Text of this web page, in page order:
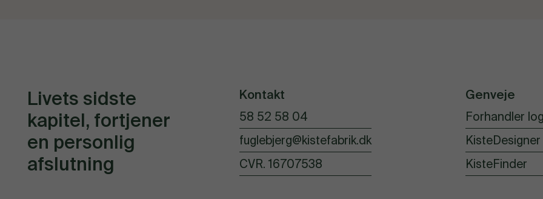
Livets sidste
kapitel, fortjener
en personlig
afslutning
Kontakt
58 52 58 04
fuglebjerg@kistefabrik.dk
CVR. 16707538
Genveje
Forhandler
KisteDesigner
KisteFinder